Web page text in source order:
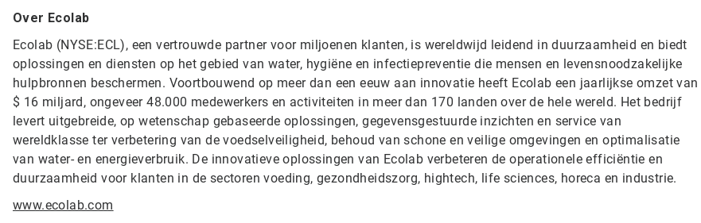
Over Ecolab
Ecolab (NYSE:ECL), een vertrouwde partner voor miljoenen klanten, is wereldwijd leidend in duurzaamheid en biedt
oplossingen en diensten op het gebied van water, hygiëne en infectiepreventie die mensen en levensnoodzakelijke
hulpbronnen beschermen. Voortbouwend op meer dan een eeuw aan innovatie heeft Ecolab een jaarlijkse omzet van
$ 16 miljard, ongeveer 48.000 medewerkers en activiteiten in meer dan 170 landen over de hele wereld. Het bedrijf
levert uitgebreide, op wetenschap gebaseerde oplossingen, gegevensgestuurde inzichten en service van
wereldklasse ter verbetering van de voedselveiligheid, behoud van schone en veilige omgevingen en optimalisatie
van water- en energieverbruik. De innovatieve oplossingen van Ecolab verbeteren de operationele efficiëntie en
duurzaamheid voor klanten in de sectoren voeding, gezondheidszorg, hightech, life sciences, horeca en industrie.
www.ecolab.com